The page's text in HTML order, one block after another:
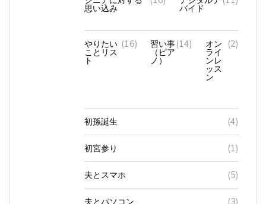
思い込み バイド
やりたい
ことリス
ト
(16) 習い事
（ピア
ノ）
(14) オン
ライ
ンレ
ッス
ン
(2)
初孫誕生 (4)
初宮参り (1)
夫とスマホ (5)
夫とパソコン (3)